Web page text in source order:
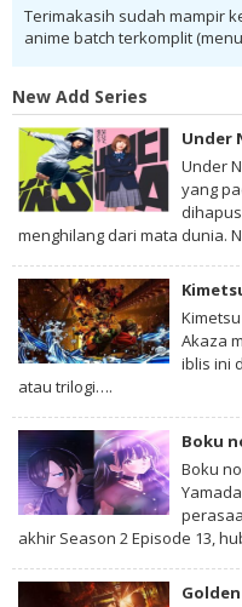
Terimakasih sudah mampir
anime batch terkomplit
New Add Series
Under
yang
menghilang dari mata dunia.
Akaza
iblis ini
atau trilogi….
Boku
akhir Season 2 Episode 13,